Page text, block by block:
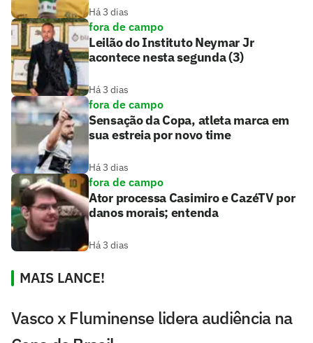
Há 3 dias
fora de campo
Leilão do Instituto Neymar Jr
acontece nesta segunda (3)
Há 3 dias
fora de campo
Sensação da Copa, atleta marca em
sua estreia por novo time
Há 3 dias
fora de campo
Ator processa Casimiro e CazéTV por
danos morais; entenda
Há 3 dias
MAIS LANCE!
Vasco x Fluminense lidera audiência na